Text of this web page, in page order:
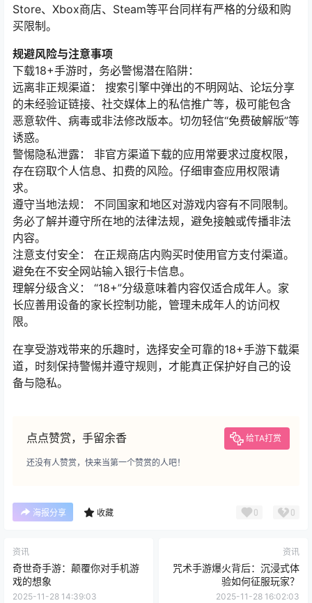
Store、Xbox商店、Steam等平台同样有严格的分级和购
买限制。
规避风险与注意事项
下载18+手游时，务必警惕潜在陷阱：
远离非正规渠道： 搜索引擎中弹出的不明网站、论坛分享
的未经验证链接、社交媒体上的私信推广等，极可能包含
恶意软件、病毒或非法修改版本。切勿轻信“免费破解版”等
诱惑。
警惕隐私泄露： 非官方渠道下载的应用常要求过度权限，
存在窃取个人信息、扣费的风险。仔细审查应用权限请
求。
遵守当地法规： 不同国家和地区对游戏内容有不同限制。
务必了解并遵守所在地的法律法规，避免接触或传播非法
内容。
注意支付安全： 在正规商店内购买时使用官方支付渠道。
避免在不安全网站输入银行卡信息。
理解分级含义： “18+”分级意味着内容仅适合成年人。家
长应善用设备的家长控制功能，管理未成年人的访问权
限。
在享受游戏带来的乐趣时，选择安全可靠的18+手游下载渠
道，时刻保持警惕并遵守规则，才能真正保护好自己的设
备与隐私。
点点赞赏，手留余香 给TA打赏
还没有人赞赏，快来当第一个赞赏的人吧！
海报分享 收藏 0 0
资讯
奇世奇手游：颠覆你对手机游
戏的想象
2025-11-28 14:39:03
资讯
咒术手游爆火背后：沉浸式体
验如何征服玩家？
2025-11-28 16:02:03